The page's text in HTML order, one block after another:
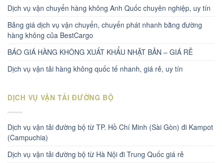
Dịch vụ vận chuyển hàng không Anh Quốc chuyên nghiệp, uy tín
Bảng giá dịch vụ vận chuyển, chuyển phát nhanh bằng đường
hàng không của BestCargo
BÁO GIÁ HÀNG KHÔNG XUẤT KHẨU NHẬT BẢN – GIÁ RẺ
Dịch vụ vận tải hàng không quốc tế nhanh, giá rẻ, uy tín
DỊCH VỤ VẬN TẢI ĐƯỜNG BỘ
Dịch vụ vận tải đường bộ từ TP. Hồ Chí Minh (Sài Gòn) đi Kampot
(Campuchia)
Dịch vụ vận tải đường bộ từ Hà Nội đi Trung Quốc giá rẻ